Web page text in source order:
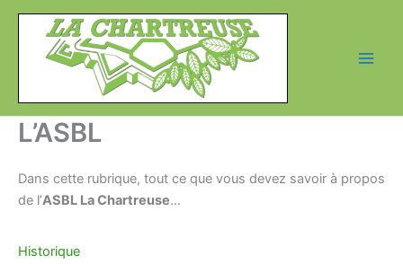
Aller
contenu
L’ASBL
Dans cette rubrique, tout ce que vous devez savoir à propos
de l’ASBL La Chartreuse…
Historique